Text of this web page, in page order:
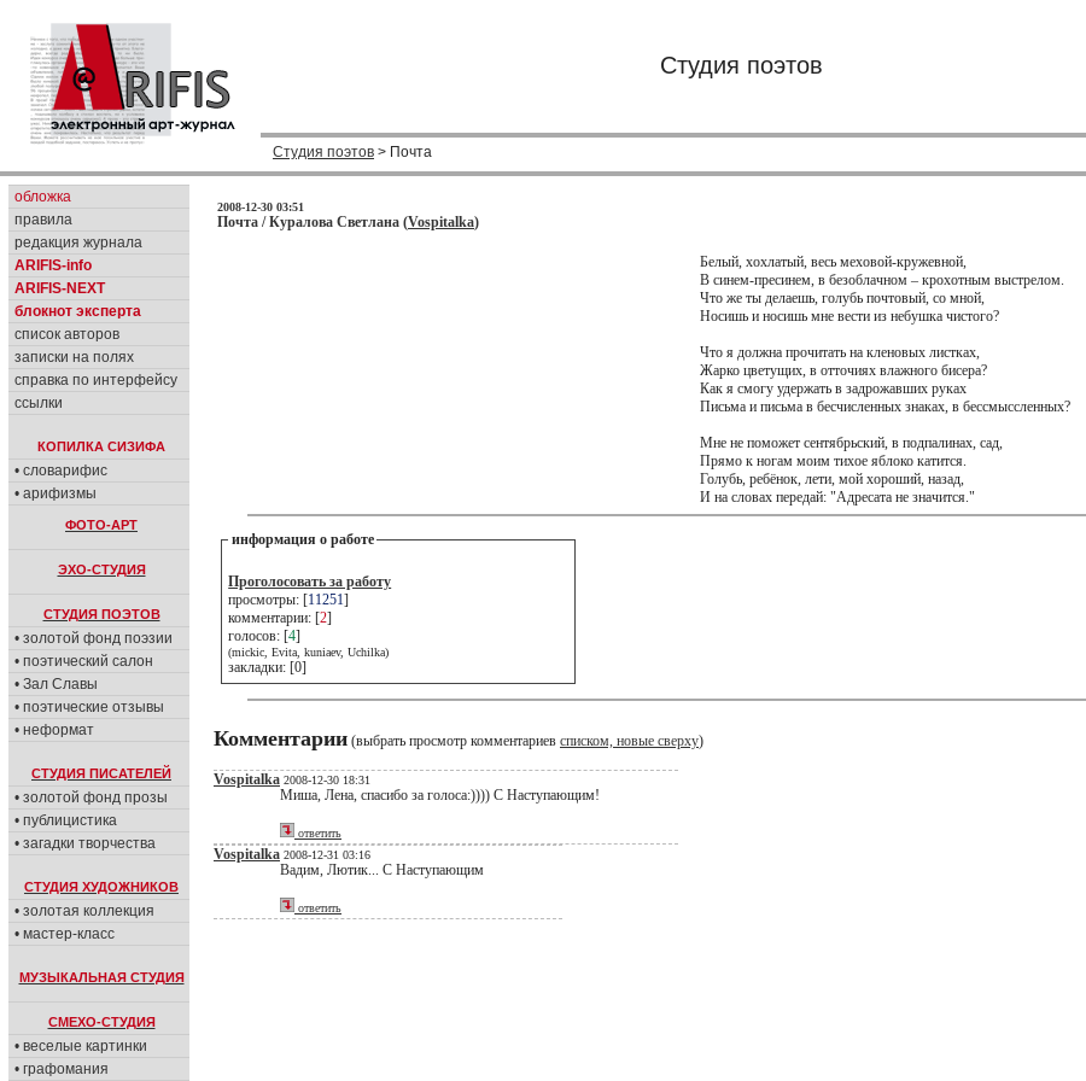
Студия поэтов
Студия поэтов > Почта
обложка
правила
редакция журнала
ARIFIS-info
ARIFIS-NEXT
блокнот эксперта
список авторов
записки на полях
справка по интерфейсу
ссылки
КОПИЛКА СИЗИФА
• словарифис
• арифизмы
ФОТО-АРТ
ЭХО-СТУДИЯ
СТУДИЯ ПОЭТОВ
• золотой фонд поэзии
• поэтический салон
• Зал Славы
• поэтические отзывы
• неформат
СТУДИЯ ПИСАТЕЛЕЙ
• золотой фонд прозы
• публицистика
• загадки творчества
СТУДИЯ ХУДОЖНИКОВ
• золотая коллекция
• мастер-класс
МУЗЫКАЛЬНАЯ СТУДИЯ
СМЕХО-СТУДИЯ
• веселые картинки
• графомания
2008-12-30 03:51
Почта / Куралова Светлана (Vospitalka)
Белый, хохлатый, весь меховой-кружевной,
В синем-пресинем, в безоблачном – крохотным выстрелом.
Что же ты делаешь, голубь почтовый, со мной,
Носишь и носишь мне вести из небушка чистого?
Что я должна прочитать на кленовых листках,
Жарко цветущих, в отточиях влажного бисера?
Как я смогу удержать в задрожавших руках
Письма и письма в бесчисленных знаках, в бессмыссленных?
Мне не поможет сентябрьский, в подпалинах, сад,
Прямо к ногам моим тихое яблоко катится.
Голубь, ребёнок, лети, мой хороший, назад,
И на словах передай: "Адресата не значится."
информация о работе
Проголосовать за работу
просмотры: [11251]
комментарии: [2]
голосов: [4]
(mickic, Evita, kuniaev, Uchilka)
закладки: [0]
Комментарии (выбрать просмотр комментариев списком, новые сверху)
Vospitalka 2008-12-30 18:31
Миша, Лена, спасибо за голоса:)))) С Наступающим!
ответить
Vospitalka 2008-12-31 03:16
Вадим, Лютик... С Наступающим
ответить